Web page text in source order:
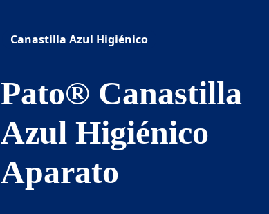
Canastilla Azul Higiénico
Pato® Canastilla
Azul Higiénico
Aparato